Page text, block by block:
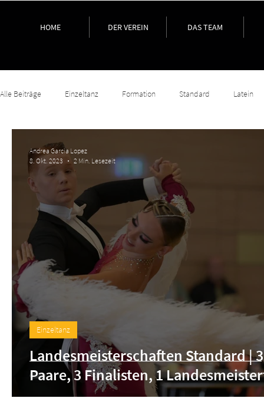
HOME DER VEREIN DAS TEAM
Alle Beiträge Einzeltanz Formation Standard Latein
Landesmeisterschaften Standard | 3
Paare, 3 Finalisten, 1
Einzeltanz
Andrea Garcia Lopez
8. Okt. 2023
2 Min. Lesezeit